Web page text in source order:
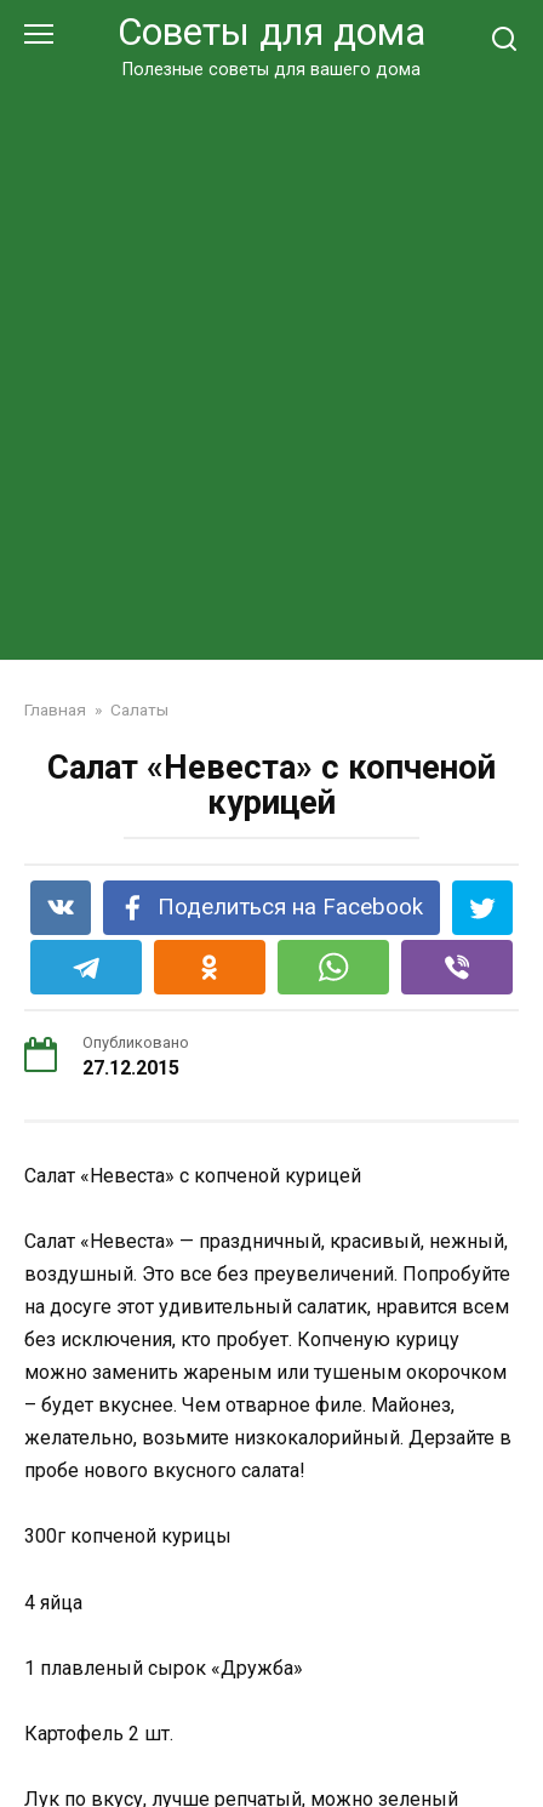
Советы для дома
Полезные советы для вашего дома
Главная » Салаты
Салат «Невеста» с копченой
курицей
Поделиться на Facebook
Опубликовано
27.12.2015
Салат «Невеста» с копченой курицей
Салат «Невеста» — праздничный, красивый, нежный,
воздушный. Это все без преувеличений. Попробуйте
на досуге этот удивительный салатик, нравится всем
без исключения, кто пробует. Копченую курицу
можно заменить жареным или тушеным окорочком
– будет вкуснее. Чем отварное филе. Майонез,
желательно, возьмите низкокалорийный. Дерзайте в
пробе нового вкусного салата!
300г копченой курицы
4 яйца
1 плавленый сырок «Дружба»
Картофель 2 шт.
Лук по вкусу, лучше репчатый, можно зеленый